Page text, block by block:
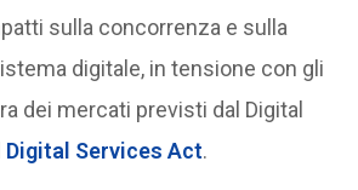
sulla concorrenza e sulla
digitale, in tensione con gli
dei mercati previsti dal Digital
Digital Services Act.